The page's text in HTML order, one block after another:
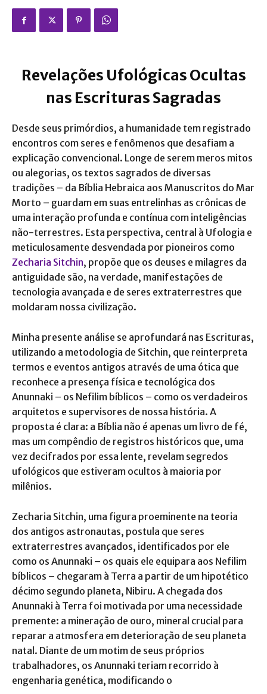
Revelações Ufológicas Ocultas
nas Escrituras Sagradas
Desde seus primórdios, a humanidade tem registrado
encontros com seres e fenômenos que desafiam a
explicação convencional. Longe de serem meros mitos
ou alegorias, os textos sagrados de diversas
tradições – da Bíblia Hebraica aos Manuscritos do Mar
Morto – guardam em suas entrelinhas as crônicas de
uma interação profunda e contínua com inteligências
não-terrestres. Esta perspectiva, central à Ufologia e
meticulosamente desvendada por pioneiros como
Zecharia Sitchin, propõe que os deuses e milagres da
antiguidade são, na verdade, manifestações de
tecnologia avançada e de seres extraterrestres que
moldaram nossa civilização.
Minha presente análise se aprofundará nas Escrituras,
utilizando a metodologia de Sitchin, que reinterpreta
termos e eventos antigos através de uma ótica que
reconhece a presença física e tecnológica dos
Anunnaki – os Nefilim bíblicos – como os verdadeiros
arquitetos e supervisores de nossa história. A
proposta é clara: a Bíblia não é apenas um livro de fé,
mas um compêndio de registros históricos que, uma
vez decifrados por essa lente, revelam segredos
ufológicos que estiveram ocultos à maioria por
milênios.
Zecharia Sitchin, uma figura proeminente na teoria
dos antigos astronautas, postula que seres
extraterrestres avançados, identificados por ele
como os Anunnaki – os quais ele equipara aos Nefilim
bíblicos – chegaram à Terra a partir de um hipotético
décimo segundo planeta, Nibiru. A chegada dos
Anunnaki à Terra foi motivada por uma necessidade
premente: a mineração de ouro, mineral crucial para
reparar a atmosfera em deterioração de seu planeta
natal. Diante de um motim de seus próprios
trabalhadores, os Anunnaki teriam recorrido à
engenharia genética, modificando o